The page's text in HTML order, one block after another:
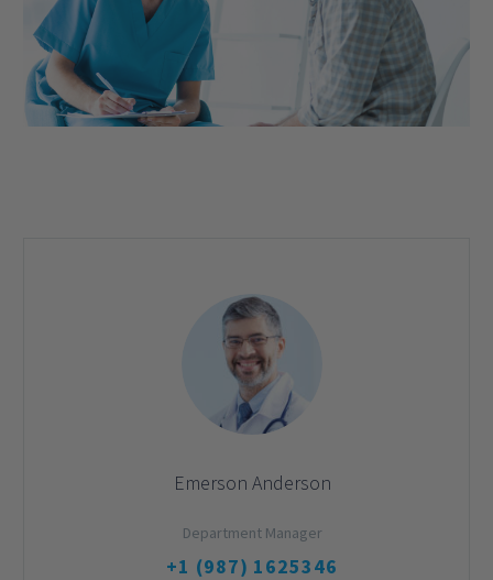
Emerson Anderson
Department Manager
+1 (987) 1625346